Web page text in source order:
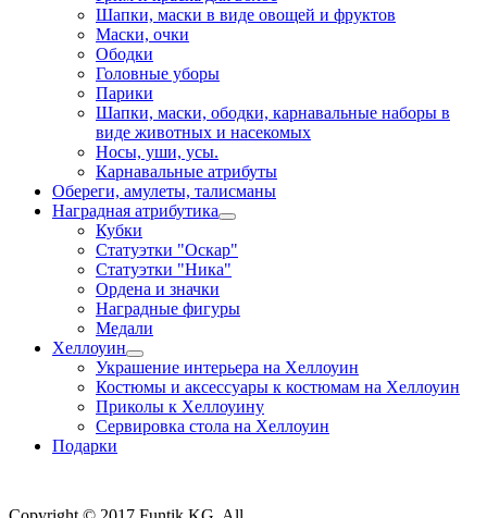
Шапки, маски в виде овощей и фруктов
Маски, очки
Ободки
Головные уборы
Парики
Шапки, маски, ободки, карнавальные наборы в
виде животных и насекомых
Носы, уши, усы.
Карнавальные атрибуты
Обереги, амулеты, талисманы
Наградная атрибутика
Кубки
Статуэтки "Оскар"
Статуэтки "Ника"
Ордена и значки
Наградные фигуры
Медали
Хеллоуин
Украшение интерьера на Хеллоуин
Костюмы и аксессуары к костюмам на Хеллоуин
Приколы к Хеллоуину
Сервировка стола на Хеллоуин
Подарки